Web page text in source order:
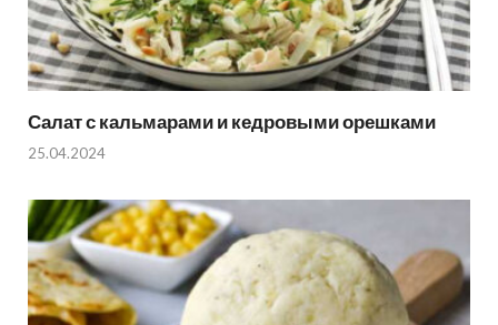
Салат с кальмарами и кедровыми орешками
25.04.2024